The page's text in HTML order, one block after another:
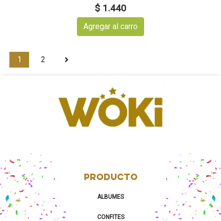
$ 1.440
Agregar al carro
1 2
PRODUCTO
ALBUMES
CONFITES